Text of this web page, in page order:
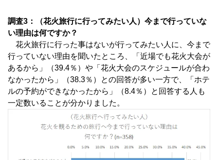
調査3：（花火旅行に行ってみたい人）今まで行っていな
い理由は何ですか？
花火旅行に行った事はないが行ってみたい人に、今まで
行っていない理由を聞いたところ、「近場でも花火大会が
あるから」（39.4％）や「花火大会のスケジュールが合わ
なかったから」（38.3％）との回答が多い一方で、「ホテ
ルの予約ができなかったから」（8.4％）と回答する人も
一定数いることが分かりました。